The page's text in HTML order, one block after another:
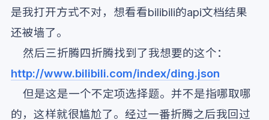
是我打开方式不对，想看看bilibili的api文档结果
还被墙了。
然后三折腾四折腾找到了我想要的这个：
http://www.bilibili.com/index/ding.json
但是这是一个不定项选择题。并不是指哪取哪
的，这样就很尴尬了。经过一番折腾之后我回过